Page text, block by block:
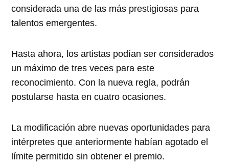
considerada una de las más prestigiosas para
talentos emergentes.
Hasta ahora, los artistas podían ser considerados
un máximo de tres veces para este
reconocimiento. Con la nueva regla, podrán
postularse hasta en cuatro ocasiones.
La modificación abre nuevas oportunidades para
intérpretes que anteriormente habían agotado el
límite permitido sin obtener el premio.